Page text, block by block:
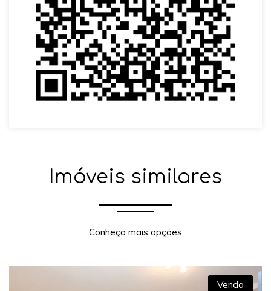
Imóveis similares
Conheça mais opções
Venda